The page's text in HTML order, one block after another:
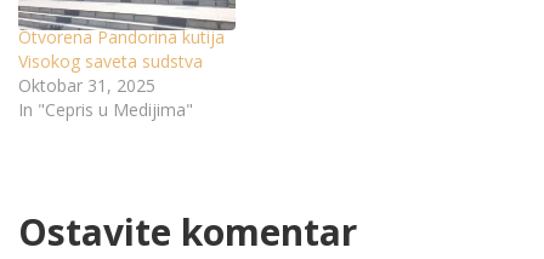
Otvorena Pandorina kutija
Visokog saveta sudstva
Oktobar 31, 2025
In "Cepris u Medijima"
Ostavite komentar